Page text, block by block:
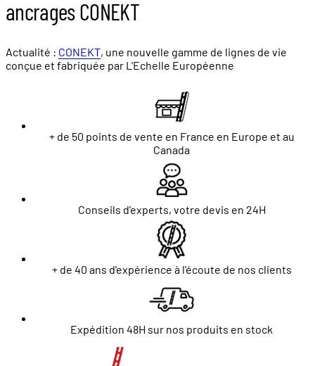
ancrages CONEKT
Actualité : CONEKT, une nouvelle gamme de lignes de vie
conçue et fabriquée par L'Echelle Européenne
+ de 50 points de vente en France en Europe et au
Canada
Conseils d'experts, votre devis en 24H
+ de 40 ans d'expérience à l'écoute de nos clients
Expédition 48H sur nos produits en stock